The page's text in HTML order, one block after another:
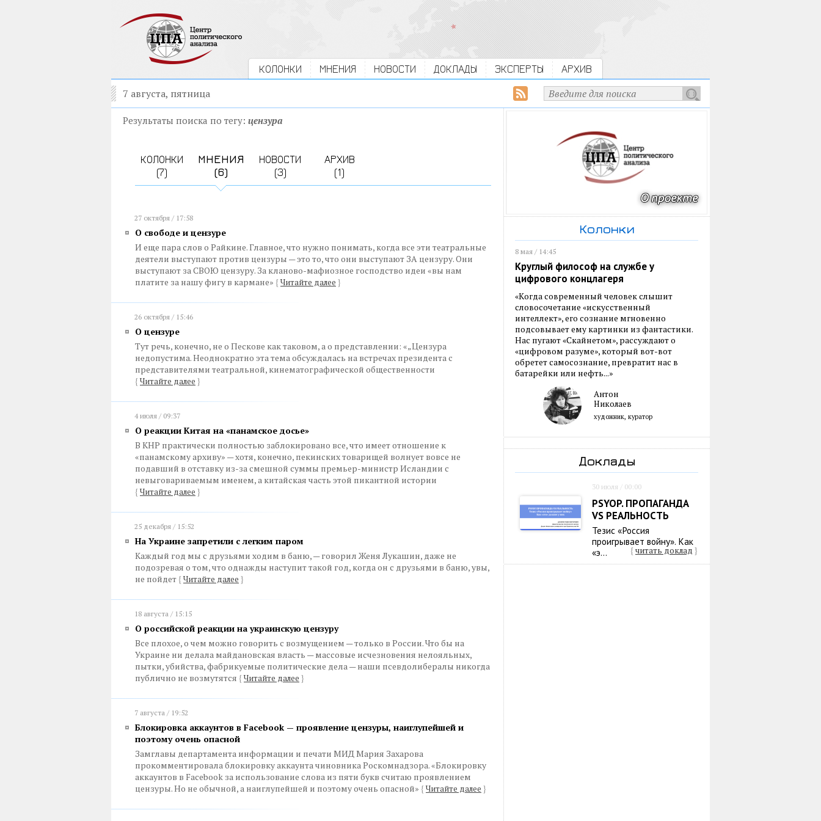
КОЛОНКИ МНЕНИЯ НОВОСТИ ДОКЛАДЫ ЭКСПЕРТЫ АРХИВ
7 августа, пятница
Результаты поиска по тегу: цензура
КОЛОНКИ
(7)
МНЕНИЯ
(6)
НОВОСТИ
(3)
АРХИВ
(1)
27 октября / 17:58
О свободе и цензуре
И еще пара слов о Райкине. Главное, что нужно понимать, когда все эти театральные
деятели выступают против цензуры — это то, что они выступают ЗА цензуру. Они
выступают за СВОЮ цензуру. За кланово-мафиозное господство идеи «вы нам
платите за нашу фигу в кармане» { Читайте далее }
26 октября / 15:46
О цензуре
Тут речь, конечно, не о Пескове как таковом, а о представлении: «„Цензура
недопустима. Неоднократно эта тема обсуждалась на встречах президента с
представителями театральной, кинематографической общественности
{ Читайте далее }
4 июля / 09:37
О реакции Китая на «панамское досье»
В КНР практически полностью заблокировано все, что имеет отношение к
«панамскому архиву» — хотя, конечно, пекинских товарищей волнует вовсе не
подавший в отставку из-за смешной суммы премьер-министр Исландии с
невыговариваемым именем, а китайская часть этой пикантной истории
{ Читайте далее }
25 декабря / 15:52
На Украине запретили с легким паром
Каждый год мы с друзьями ходим в баню, — говорил Женя Лукашин, даже не
подозревая о том, что однажды наступит такой год, когда он с друзьями в баню, увы,
не пойдет { Читайте далее }
18 августа / 15:15
О российской реакции на украинскую цензуру
Все плохое, о чем можно говорить с возмущением — только в России. Что бы на
Украине ни делала майдановская власть — массовые исчезновения нелояльных,
пытки, убийства, фабрикуемые политические дела — наши псевдолибералы никогда
публично не возмутятся { Читайте далее }
7 августа / 19:52
Блокировка аккаунтов в Facebook — проявление цензуры, наиглупейшей и
поэтому очень опасной
Замглавы департамента информации и печати МИД Мария Захарова
прокомментировала блокировку аккаунта чиновника Роскомнадзора. «Блокировку
аккаунтов в Facebook за использование слова из пяти букв считаю проявлением
цензуры. Но не обычной, а наиглупейшей и поэтому очень опасной» { Читайте далее }
Колонки
8 мая / 14:45
Круглый философ на службе у
цифрового концлагеря
«Когда современный человек слышит
словосочетание «искусственный
интеллект», его сознание мгновенно
подсовывает ему картинки из фантастики.
Нас пугают «Скайнетом», рассуждают о
«цифровом разуме», который вот-вот
обретет самосознание, превратит нас в
батарейки или нефть...»
Антон
Николаев
художник, куратор
Доклады
30 июля / 00:00
PSYOP. ПРОПАГАНДА
VS РЕАЛЬНОСТЬ
Тезис «Россия
проигрывает войну». Как
«э...
{ читать доклад }